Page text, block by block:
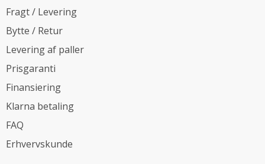
Fragt / Levering
Bytte / Retur
Levering af paller
Prisgaranti
Finansiering
Klarna betaling
FAQ
Erhvervskunde